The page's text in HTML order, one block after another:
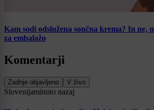
Kam sodi odslužena sončna krema? In ne,
za embalažo
Komentarji
Zadnje objavljeno V živo
Slovenijaminuto nazaj